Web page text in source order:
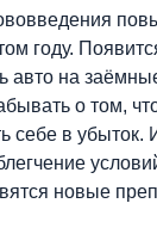
году.
авто на
о том,
себе в убыток.
новые